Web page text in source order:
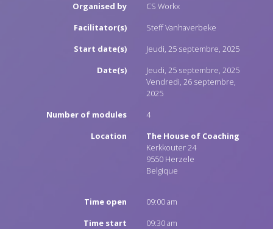
Organised by
CS Workx
Facilitator(s)
Steff Vanhaverbeke
Start date(s)
Jeudi, 25 septembre, 2025
Date(s)
Jeudi, 25 septembre, 2025
Vendredi, 26 septembre,
2025
Number of modules
4
Location
The House of Coaching
Kerkkouter 24
9550 Herzele
Belgique
Time open
09:00 am
Time start
09:30 am